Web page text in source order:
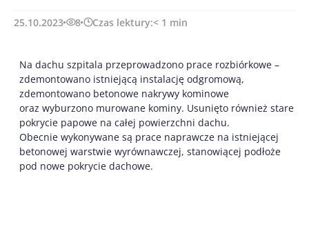
25.10.2023 8 Czas lektury:< 1 min
Na dachu szpitala przeprowadzono prace rozbiórkowe –
zdemontowano istniejącą instalację odgromową,
zdemontowano betonowe nakrywy kominowe
oraz wyburzono murowane kominy. Usunięto również stare
pokrycie papowe na całej powierzchni dachu.
Obecnie wykonywane są prace naprawcze na istniejącej
betonowej warstwie wyrównawczej, stanowiącej podłoże
pod nowe pokrycie dachowe.